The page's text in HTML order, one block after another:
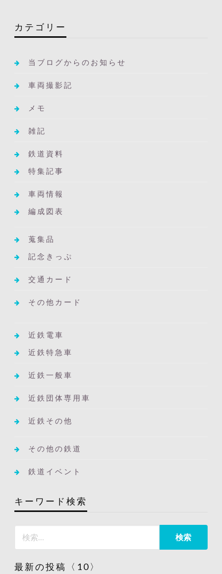
カテゴリー
当ブログからのお知らせ
車両撮影記
メモ
雑記
鉄道資料
特集記事
車両情報
編成図表
蒐集品
記念きっぷ
交通カード
その他カード
近鉄電車
近鉄特急車
近鉄一般車
近鉄団体専用車
近鉄その他
その他の鉄道
鉄道イベント
キーワード検索
最新の投稿〈10〉